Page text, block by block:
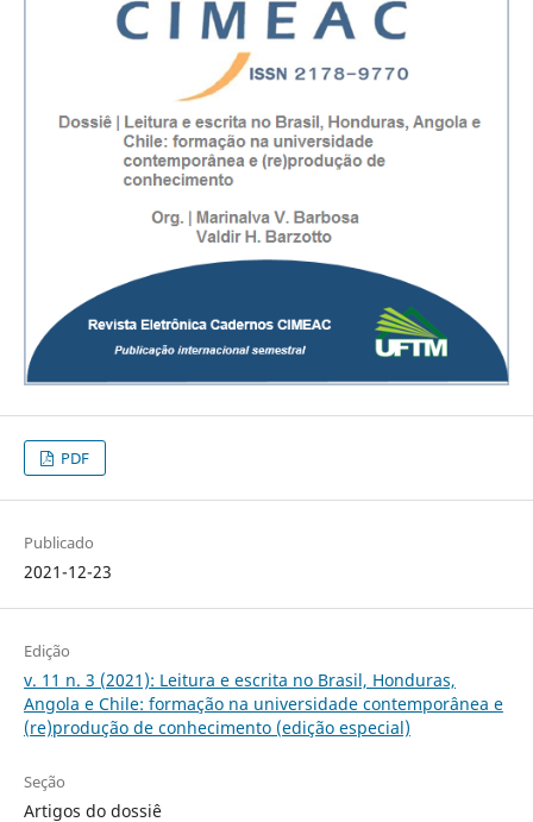
PDF
Publicado
2021-12-23
Edição
v. 11 n. 3 (2021): Leitura e escrita no Brasil, Honduras,
Angola e Chile: formação na universidade contemporânea e
(re)produção de conhecimento (edição especial)
Seção
Artigos do dossiê